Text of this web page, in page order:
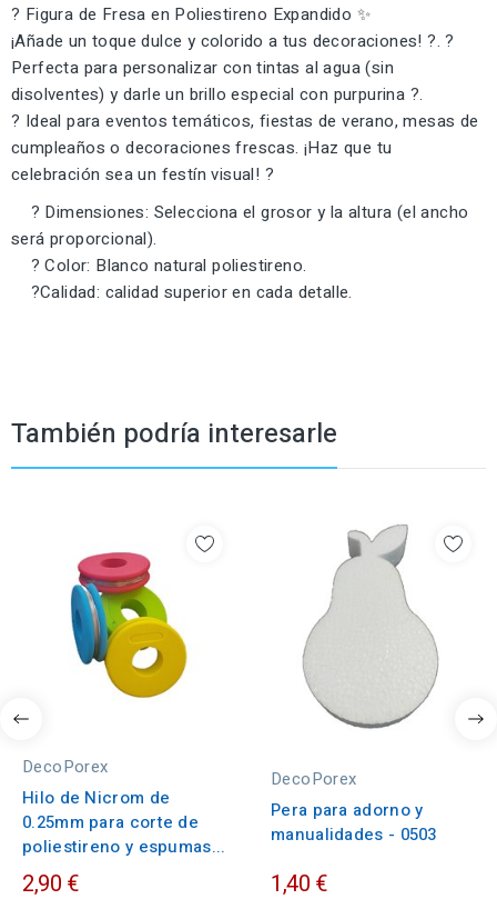
? Figura de Fresa en Poliestireno Expandido ✨
¡Añade un toque dulce y colorido a tus decoraciones! ?. ?
Perfecta para personalizar con tintas al agua (sin
disolventes) y darle un brillo especial con purpurina ?.
? Ideal para eventos temáticos, fiestas de verano, mesas de
cumpleaños o decoraciones frescas. ¡Haz que tu
celebración sea un festín visual! ?
? Dimensiones: Selecciona el grosor y la altura (el ancho
será proporcional).
? Color: Blanco natural poliestireno.
?Calidad: calidad superior en cada detalle.
También podría interesarle
DecoPorex
Hilo de Nicrom de
0.25mm para corte de
poliestireno y espumas...
2,90 €
DecoPorex
Pera para adorno y
manualidades - 0503
1,40 €